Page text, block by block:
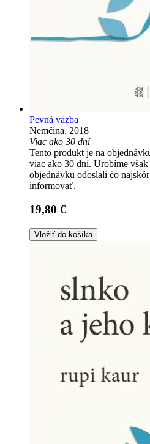
Pevná väzba
Nemčina, 2018
Viac ako 30 dní
Tento produkt je na
viac ako 30 dní. Urobíme však
objednávku odoslali čo
informovať.
19,80 €
Vložiť do košíka